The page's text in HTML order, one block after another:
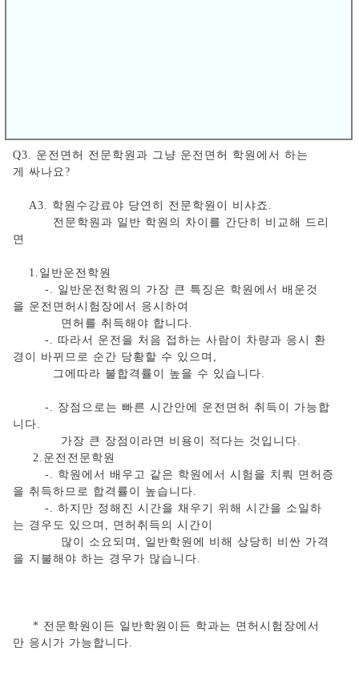
Q3. 운전면허 전문학원과 그냥 운전면허 학원에서 하는
게 싸나요?
A3. 학원수강료야 당연히 전문학원이 비샤죠.
전문학원과 일반 학원의 차이를 간단히 비교해 드리
면
1.일반운전학원
-. 일반운전학원의 가장 큰 특징은 학원에서 배운것
을 운전면허시험장에서 응시하여
면허를 취득해야 합니다.
-. 따라서 운전을 처음 접하는 사람이 차량과 응시 환
경이 바뀌므로 순간 당황할 수 있으며,
그에따라 불합격률이 높을 수 있습니다.
-. 장점으로는 빠른 시간안에 운전면허 취득이 가능합
니다.
가장 큰 장점이라면 비용이 적다는 것입니다.
2.운전전문학원
-. 학원에서 배우고 같은 학원에서 시험을 치뤄 면허증
을 취득하므로 합격률이 높습니다.
-. 하지만 정해진 시간을 채우기 위해 시간을 소일하
는 경우도 있으며, 면허취득의 시간이
많이 소요되며, 일반학원에 비해 상당히 비싼 가격
을 지불해야 하는 경우가 많습니다.
* 전문학원이든 일반학원이든 학과는 면허시험장에서
만 응시가 가능합니다.